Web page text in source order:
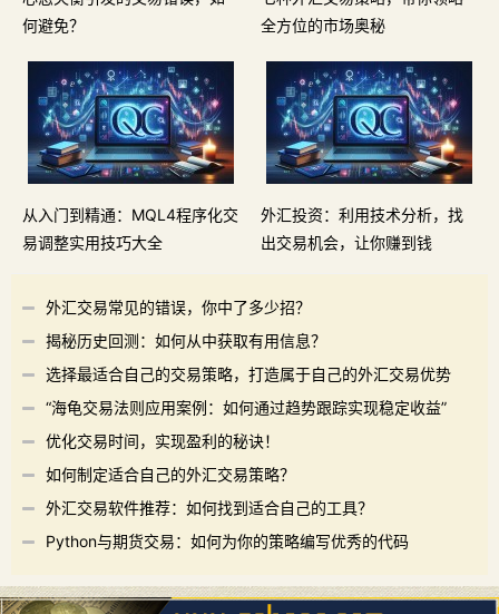
何避免？
全方位的市场奥秘
从入门到精通：MQL4程序化交
易调整实用技巧大全
外汇投资：利用技术分析，找
出交易机会，让你赚到钱
外汇交易常见的错误，你中了多少招？
揭秘历史回测：如何从中获取有用信息？
选择最适合自己的交易策略，打造属于自己的外汇交易优势
“海龟交易法则应用案例：如何通过趋势跟踪实现稳定收益”
优化交易时间，实现盈利的秘诀！
如何制定适合自己的外汇交易策略？
外汇交易软件推荐：如何找到适合自己的工具？
Python与期货交易：如何为你的策略编写优秀的代码